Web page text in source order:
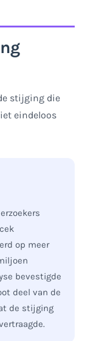
stijging die
eindeloos
op meer
bevestigde
deel van de
de stijging